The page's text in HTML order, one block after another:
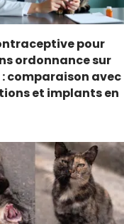
pour
ordonnance sur
comparaison avec
et implants en